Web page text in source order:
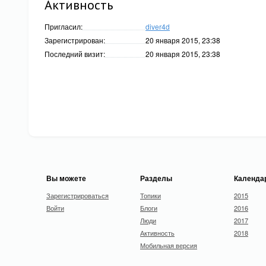
Активность
Пригласил:
diver4d
Зарегистрирован:
20 января 2015, 23:38
Последний визит:
20 января 2015, 23:38
Вы можете
Зарегистрироваться
Войти
Разделы
Топики
Блоги
Люди
Активность
Мобильная версия
2015
2016
2017
2018